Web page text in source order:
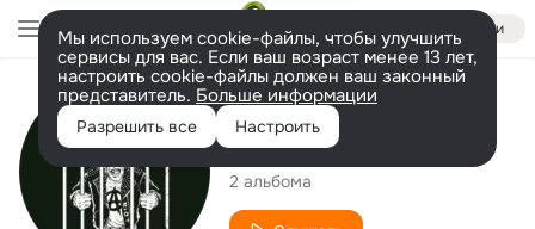
Войти
Мы используем cookie-файлы, чтобы улучшить
сервисы для вас. Если ваш возраст менее 13 лет,
настроить cookie-файлы должен ваш законный
представитель. Больше информации
Разрешить все Настроить
Исполнитель
Taman Riot
2 альбома